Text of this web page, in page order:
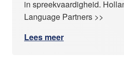
in spreekvaardigheid.
Language Partners >>
Lees meer